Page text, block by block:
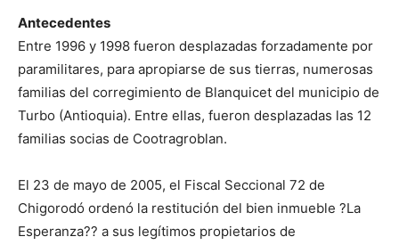
Antecedentes
Entre 1996 y 1998 fueron desplazadas forzadamente por
paramilitares, para apropiarse de sus tierras, numerosas
familias del corregimiento de Blanquicet del municipio de
Turbo (Antioquia). Entre ellas, fueron desplazadas las 12
familias socias de Cootragroblan.
El 23 de mayo de 2005, el Fiscal Seccional 72 de
Chigorodó ordenó la restitución del bien inmueble ?La
Esperanza?? a sus legítimos propietarios de